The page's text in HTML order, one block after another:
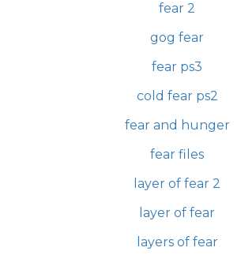
fear 2
gog fear
fear ps3
cold fear ps2
fear and hunger
fear files
layer of fear 2
layer of fear
layers of fear